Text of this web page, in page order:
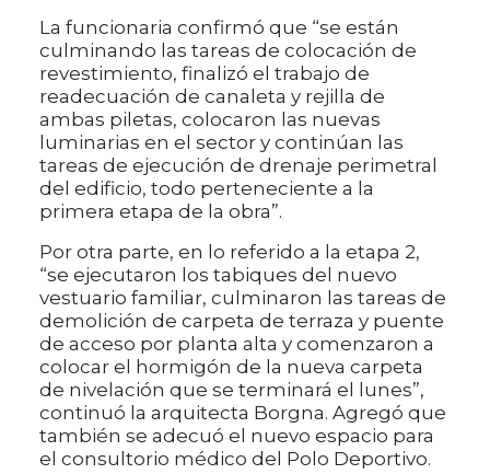
La funcionaria confirmó que “se están
culminando las tareas de colocación de
revestimiento, finalizó el trabajo de
readecuación de canaleta y rejilla de
ambas piletas, colocaron las nuevas
luminarias en el sector y continúan las
tareas de ejecución de drenaje perimetral
del edificio, todo perteneciente a la
primera etapa de la obra”.
Por otra parte, en lo referido a la etapa 2,
“se ejecutaron los tabiques del nuevo
vestuario familiar, culminaron las tareas de
demolición de carpeta de terraza y puente
de acceso por planta alta y comenzaron a
colocar el hormigón de la nueva carpeta
de nivelación que se terminará el lunes”,
continuó la arquitecta Borgna. Agregó que
también se adecuó el nuevo espacio para
el consultorio médico del Polo Deportivo.